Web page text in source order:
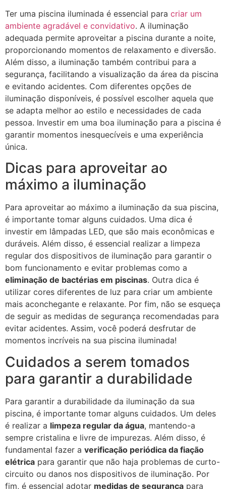
Ter uma piscina iluminada é essencial para criar um
ambiente agradável e convidativo. A iluminação
adequada permite aproveitar a piscina durante a noite,
proporcionando momentos de relaxamento e diversão.
Além disso, a iluminação também contribui para a
segurança, facilitando a visualização da área da piscina
e evitando acidentes. Com diferentes opções de
iluminação disponíveis, é possível escolher aquela que
se adapta melhor ao estilo e necessidades de cada
pessoa. Investir em uma boa iluminação para a piscina é
garantir momentos inesquecíveis e uma experiência
única.
Dicas para aproveitar ao
máximo a iluminação
Para aproveitar ao máximo a iluminação da sua piscina,
é importante tomar alguns cuidados. Uma dica é
investir em lâmpadas LED, que são mais econômicas e
duráveis. Além disso, é essencial realizar a limpeza
regular dos dispositivos de iluminação para garantir o
bom funcionamento e evitar problemas como a
eliminação de bactérias em piscinas. Outra dica é
utilizar cores diferentes de luz para criar um ambiente
mais aconchegante e relaxante. Por fim, não se esqueça
de seguir as medidas de segurança recomendadas para
evitar acidentes. Assim, você poderá desfrutar de
momentos incríveis na sua piscina iluminada!
Cuidados a serem tomados
para garantir a durabilidade
Para garantir a durabilidade da iluminação da sua
piscina, é importante tomar alguns cuidados. Um deles
é realizar a limpeza regular da água, mantendo-a
sempre cristalina e livre de impurezas. Além disso, é
fundamental fazer a verificação periódica da fiação
elétrica para garantir que não haja problemas de curto-
circuito ou danos nos dispositivos de iluminação. Por
fim, é essencial adotar medidas de segurança para